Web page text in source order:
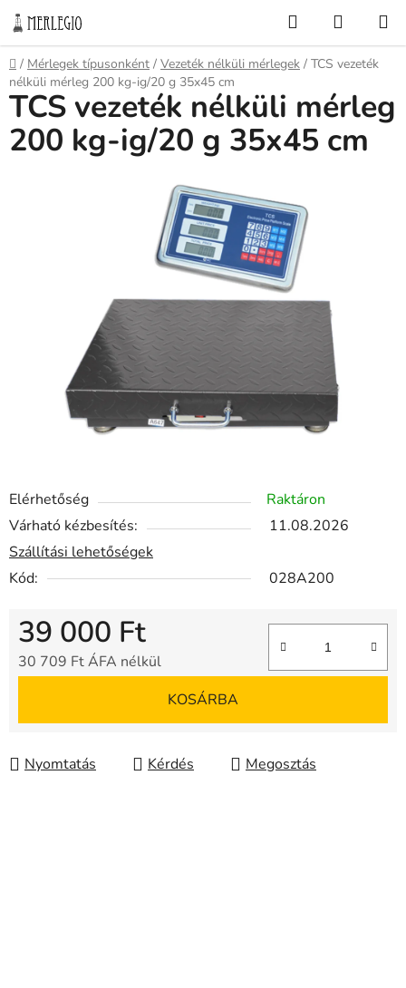
Ugrás
fő
tartalomhoz
KeresésKOSÁR
Kezdőlap
/ Mérlegek típusonként / Vezeték nélküli mérlegek / TCS vezeték
nélküli mérleg 200 kg-ig/20 g 35x45 cm
Elérhetőség
Raktáron
Várható kézbesítés:
11.08.2026
Szállítási lehetőségek
Kód:
028A200
39 000 Ft
30 709 Ft ÁFA nélkül
KOSÁRBA
Nyomtatás Kérdés Megosztás
TCS vezeték nélküli mérleg
200 kg-ig/20 g 35x45 cm